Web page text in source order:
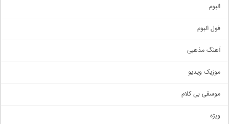
اجتماعی
حماسی
سنتی
اهنگ بندرعباسی
دمو
البوم
فول البوم
آهنگ مذهبی
موزیک ویدیو
موسقی بی کلام
ویژه